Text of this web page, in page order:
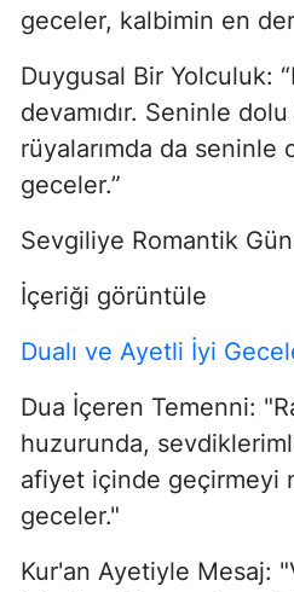
geceler, kalbimin en
Duygusal Bir Yolculuk:
devamıdır. Seninle
rüyalarımda da seninle
geceler.”
Sevgiliye Romantik
İçeriği görüntüle
Dualı ve Ayetli İyi
Dua İçeren Temenni:
huzurunda,
afiyet içinde geçirmeyi
geceler."
Kur'an Ayetiyle Mesaj: